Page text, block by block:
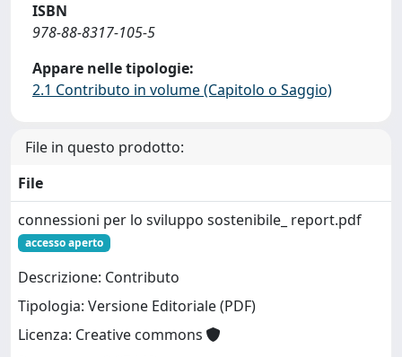
ISBN
978-88-8317-105-5
Appare nelle tipologie:
2.1 Contributo in volume (Capitolo o Saggio)
File in questo prodotto:
File
connessioni per lo sviluppo sostenibile_ report.pdf
accesso aperto
Descrizione: Contributo
Tipologia: Versione Editoriale (PDF)
Licenza: Creative commons